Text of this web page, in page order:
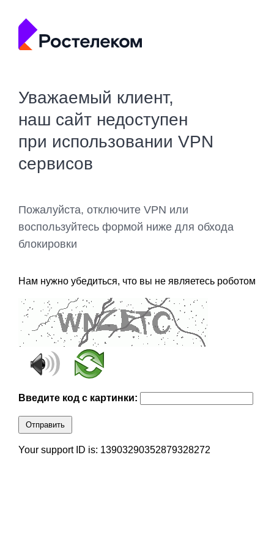
Уважаемый клиент,
наш сайт недоступен
при использовании VPN
сервисов
Пожалуйста, отключите VPN или
воспользуйтесь формой ниже для обхода
блокировки
Нам нужно убедиться, что вы не являетесь роботом
Введите код с картинки:
Отправить
Your support ID is: 13903290352879328272